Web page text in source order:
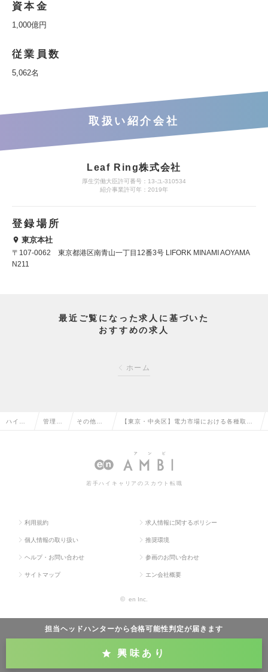
資本金
1,000億円
従業員数
5,062名
取扱い紹介会社
Leaf Ring株式会社
厚生労働大臣許可番号：13-ユ-310534
紹介事業許可年：2019年
登録場所
東京本社
〒107-0062 東京都港区南青山一丁目12番3号 LIFORK MINAMI AOYAMA
N211
最近ご覧になった求人に基づいた
おすすめの求人
ホーム
担当ヘッドハンターから合格可能性判定が届きます
興味あり
ハイク 管理部 その他、
系の転職
【東京・中央区】電力市場における各種取引
発電事業会社の求人情報
若手ハイキャリアのスカウト転職
利用規約 求人情報に関するポリシー
個人情報の取り扱い 推奨環境
ヘルプ・お問い合わせ 参画のお問い合わせ
サイトマップ エン会社概要
© en Inc.